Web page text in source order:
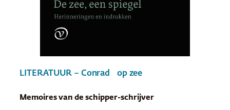
LITERATUUR – Conrad op zee
Memoires van de schipper-schrijver